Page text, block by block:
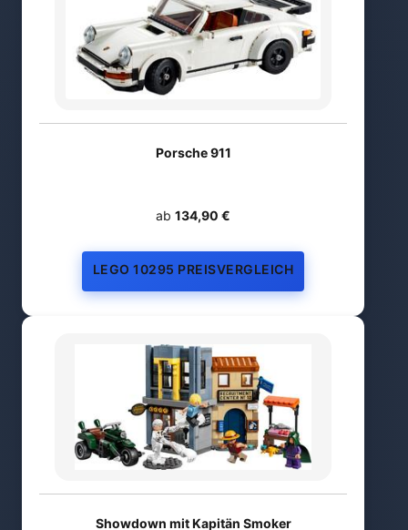
Porsche 911
ab 134,90 €
LEGO 10295 PREISVERGLEICH
Showdown mit Kapitän Smoker